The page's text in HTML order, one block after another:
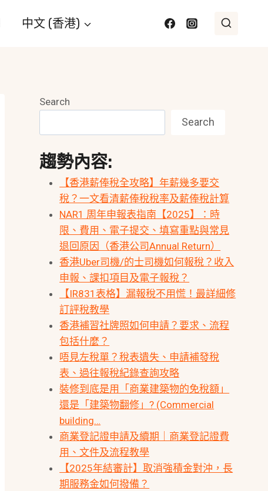
中文 (香港)
Search
Search
趨勢內容:
【香港薪俸稅全攻略】年薪幾多要交
稅？一文看清薪俸稅稅率及薪俸稅計算
NAR1 周年申報表指南【2025】：時
限、費用、電子提交、填寫重點與常見
退回原因（香港公司Annual Return）
香港Uber司機/的士司機如何報稅？收入
申報、課扣項目及電子報稅？
【IR831表格】漏報稅不用慌！最詳細修
訂評稅教學
香港補習社牌照如何申請？要求、流程
包括什麼？
唔見左稅單？稅表遺失、申請補發稅
表、過往報稅紀錄查詢攻略
裝修到底是用「商業建築物的免稅額」
還是「建築物翻修」? (Commercial
building…
商業登記證申請及續期｜商業登記證費
用、文件及流程教學
【2025年結審計】取消強積金對沖，長
期服務金如何撥備？